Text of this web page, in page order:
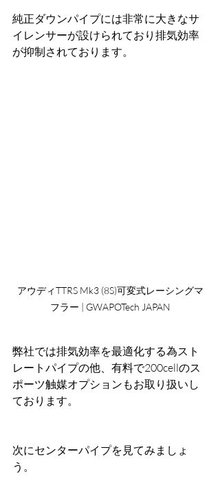
純正ダウンパイプには非常に大きなサ
イレンサーが設けられており排気効率
が抑制されております。
アウディTTRS Mk3 (8S)可変式レーシングマ
フラー | GWAPOTech JAPAN
弊社では排気効率を最適化する為スト
レートパイプの他、有料で200cellのス
ポーツ触媒オプションもお取り扱いし
ております。
次にセンターパイプを見てみましょ
う。